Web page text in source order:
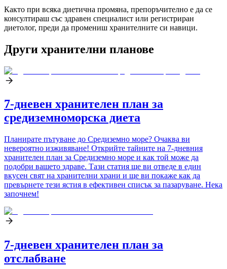
Както при всяка диетична промяна, препоръчително е да се
консултираш със здравен специалист или регистриран
диетолог, преди да промениш хранителните си навици.
Други хранителни планове
7-дневен хранителен план за
средиземноморска диета
Планирате пътуване до Средиземно море? Очаква ви
невероятно изживяване! Открийте тайните на 7-дневния
хранителен план за Средиземно море и как той може да
подобри вашето здраве. Тази статия ще ви отведе в един
вкусен свят на хранителни храни и ще ви покаже как да
превърнете тези ястия в ефективен списък за пазаруване. Нека
започнем!
7-дневен хранителен план за
отслабване